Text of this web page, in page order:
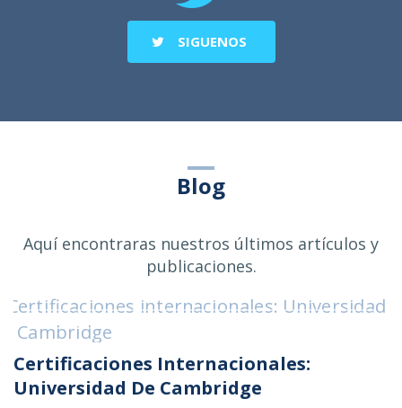
SIGUENOS
Blog
Aquí encontraras nuestros últimos artículos y
publicaciones.
Certificaciones Internacionales:
Universidad De Cambridge